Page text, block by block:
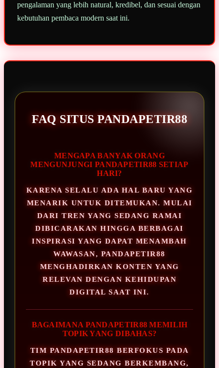
pengalaman yang lebih natural, kredibel, dan sesuai dengan
kebutuhan pembaca modern saat ini.
FAQ SITUS PANDAPETIR88
MENGAPA BANYAK ORANG
MENGUNJUNGI PANDAPETIR88 SETIAP
HARI?
KARENA SELALU ADA HAL BARU YANG
MENARIK UNTUK DITEMUKAN. MULAI
DARI TREN YANG SEDANG RAMAI
DIBICARAKAN HINGGA BERBAGAI
INSPIRASI YANG DAPAT MENAMBAH
WAWASAN, PANDAPETIR88
MENGHADIRKAN KONTEN YANG
RELEVAN DENGAN KEHIDUPAN
DIGITAL SAAT INI.
BAGAIMANA PANDAPETIR88 MEMILIH
TOPIK YANG DIBAHAS?
TIM PANDAPETIR88 BERFOKUS PADA
TOPIK YANG SEDANG BERKEMBANG,